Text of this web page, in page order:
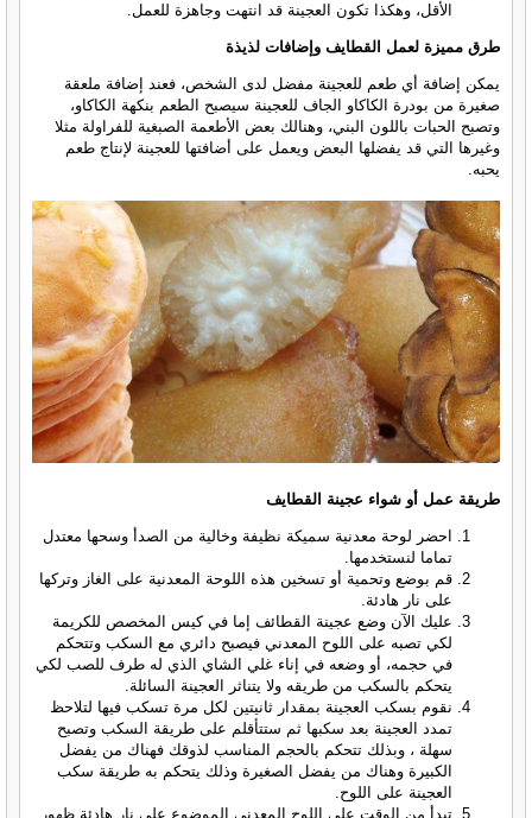
الأقل، وهكذا تكون العجينة قد انتهت وجاهزة للعمل.
طرق مميزة لعمل القطايف وإضافات لذيذة
يمكن إضافة أي طعم للعجينة مفضل لدى الشخص، فعند إضافة ملعقة
صغيرة من بودرة الكاكاو الجاف للعجينة سيصبح الطعم بنكهة الكاكاو،
وتصبح الحبات باللون البني، وهنالك بعض الأطعمة الصبغية للفراولة مثلا
وغيرها التي قد يفضلها البعض ويعمل على أضافتها للعجينة لإنتاج طعم
يحبه.
طريقة عمل أو شواء عجينة القطايف
احضر لوحة معدنية سميكة نظيفة وخالية من الصدأ وسحها معتدل
تماما لنستخدمها.
قم بوضع وتحمية أو تسخين هذه اللوحة المعدنية على الغاز وتركها
على نار هادئة.
عليك الآن وضع عجينة القطائف إما في كيس المخصص للكريمة
لكي تصبه على اللوح المعدني فيصبح دائري مع السكب وتتحكم
في حجمه، أو وضعه في إناء غلي الشاي الذي له طرف للصب لكي
يتحكم بالسكب من طريقه ولا يتناثر العجينة السائلة.
نقوم بسكب العجينة بمقدار ثانيتين لكل مرة تسكب فيها لتلاحظ
تمدد العجينة بعد سكبها ثم ستتأقلم على طريقة السكب وتصبح
سهلة ، وبذلك تتحكم بالحجم المناسب لذوقك فهناك من يفضل
الكبيرة وهناك من يفضل الصغيرة وذلك يتحكم به طريقة سكب
العجينة على اللوح.
تبدأ من الوقت على اللوح المعدني الموضوع على نار هادئة ظهور